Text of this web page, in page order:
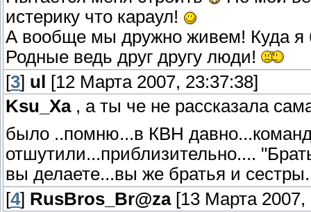
истерику что караул!
А вообще мы дружно живем! Куда я
Родные ведь друг другу люди!
[3] ul
[12 Марта 2007, 23:37:38]
Ksu_Xa , а ты че не рассказала
было ..помню...в КВН
отшутили...приблизительно....
вы делаете...вы же братья и
[4] RusBros_Br@za[13 Марта 2007,